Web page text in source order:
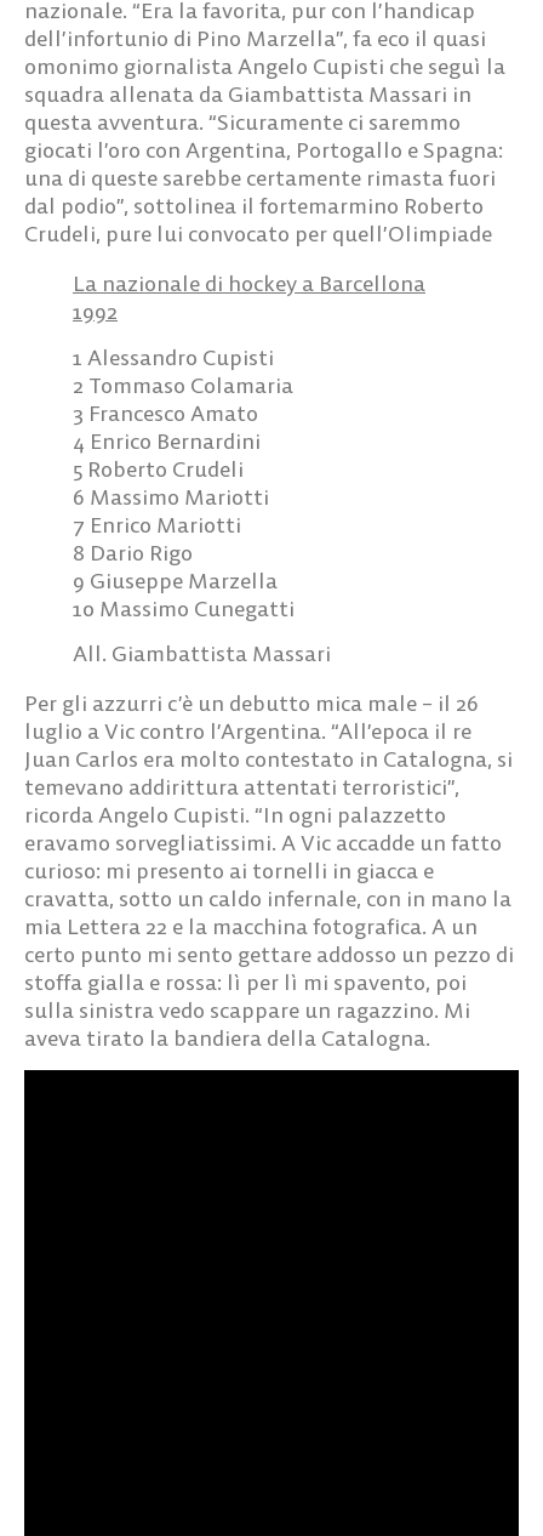
nazionale. “Era la favorita, pur con l’handicap
dell’infortunio di Pino Marzella”, fa eco il quasi
omonimo giornalista Angelo Cupisti che seguì la
squadra allenata da Giambattista Massari in
questa avventura. “Sicuramente ci saremmo
giocati l’oro con Argentina, Portogallo e Spagna:
una di queste sarebbe certamente rimasta fuori
dal podio”, sottolinea il fortemarmino Roberto
Crudeli, pure lui convocato per quell’Olimpiade
La nazionale di hockey a Barcellona
1992
1 Alessandro Cupisti
2 Tommaso Colamaria
3 Francesco Amato
4 Enrico Bernardini
5 Roberto Crudeli
6 Massimo Mariotti
7 Enrico Mariotti
8 Dario Rigo
9 Giuseppe Marzella
10 Massimo Cunegatti
All. Giambattista Massari
Per gli azzurri c’è un debutto mica male – il 26
luglio a Vic contro l’Argentina. “All’epoca il re
Juan Carlos era molto contestato in Catalogna, si
temevano addirittura attentati terroristici”,
ricorda Angelo Cupisti. “In ogni palazzetto
eravamo sorvegliatissimi. A Vic accadde un fatto
curioso: mi presento ai tornelli in giacca e
cravatta, sotto un caldo infernale, con in mano la
mia Lettera 22 e la macchina fotografica. A un
certo punto mi sento gettare addosso un pezzo di
stoffa gialla e rossa: lì per lì mi spavento, poi
sulla sinistra vedo scappare un ragazzino. Mi
aveva tirato la bandiera della Catalogna.